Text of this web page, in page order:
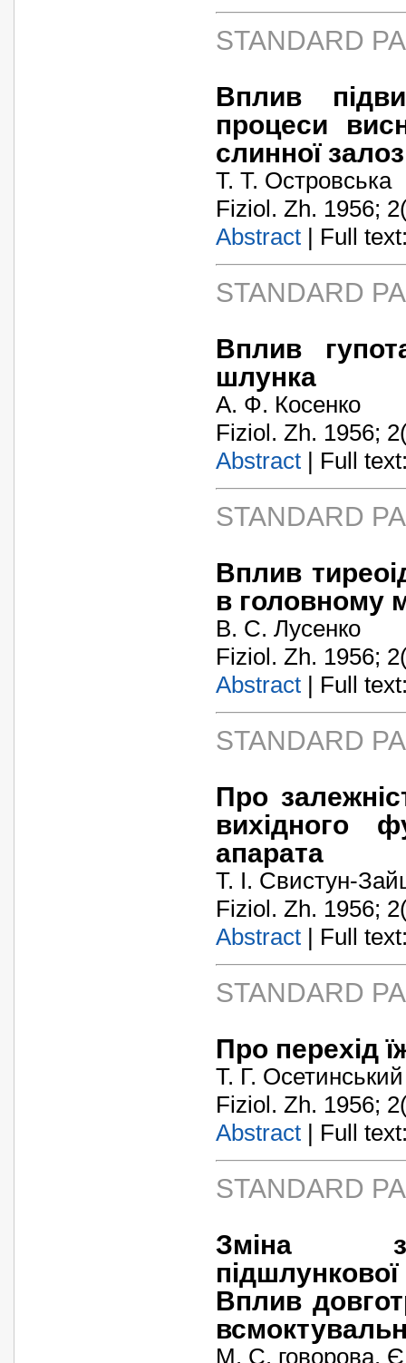
STANDARD
Вплив
процеси
слинної
Т. Т. Островська
Fiziol. Zh. 1956;
Abstract | Full
STANDARD
Вплив
шлунка
А. Ф. Косенко
Fiziol. Zh. 1956;
Abstract | Full
STANDARD
Вплив
в головному
В. С. Лусенко
Fiziol. Zh. 1956;
Abstract | Full
STANDARD
Про
вихідного
апарата
Т. І. Свистун-
Fiziol. Zh. 1956;
Abstract | Full
STANDARD
Про перехід
Т. Г. Осетинський
Fiziol. Zh. 1956;
Abstract | Full
STANDARD
Зміна
Вплив
М. С. говорова.